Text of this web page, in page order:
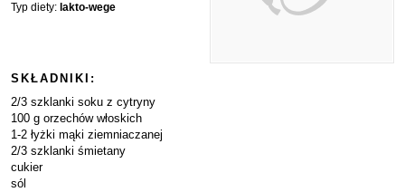
Typ diety: lakto-wege
SKŁADNIKI:
2/3 szklanki soku z cytryny
100 g orzechów włoskich
1-2 łyżki mąki ziemniaczanej
2/3 szklanki śmietany
cukier
sól